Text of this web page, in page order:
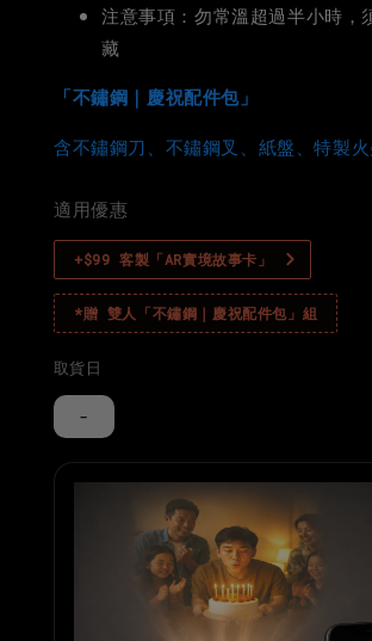
注意事項：勿常溫超過半小時，
藏
「不鏽鋼｜慶祝配件包」
含不鏽鋼刀、不鏽鋼叉、紙盤、特製
適用優惠
+$99 客製「AR實境故事卡」
*贈 雙人「不鏽鋼｜慶祝配件包」組
取貨日
-